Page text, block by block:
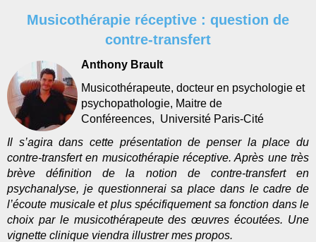
Musicothérapie réceptive : question de
contre-transfert
Anthony Brault
Musicothérapeute, docteur en psychologie et
psychopathologie, Maitre de
Conféreences, Université Paris-Cité
Il s’agira dans cette présentation de penser la place du
contre-transfert en musicothérapie réceptive. Après une très
brève définition de la notion de contre-transfert en
psychanalyse, je questionnerai sa place dans le cadre de
l’écoute musicale et plus spécifiquement sa fonction dans le
choix par le musicothérapeute des œuvres écoutées. Une
vignette clinique viendra illustrer mes propos.